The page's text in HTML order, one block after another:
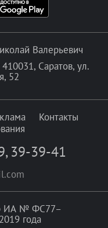
Валерьевич
Саратов, ул.
52
Контакты
, 39-39-41
ИА № ФС77–
года